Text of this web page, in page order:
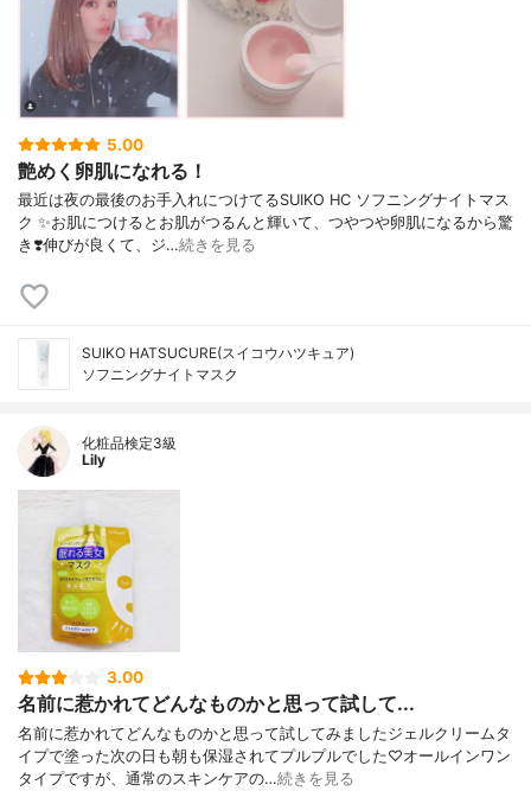
5.00
艶めく卵肌になれる！
最近は夜の最後のお手入れにつけてるSUIKO HC ソフニングナイトマス
ク ✨お肌につけるとお肌がつるんと輝いて、つやつや卵肌になるから驚
き❣️伸びが良くて、ジ…続きを見る
SUIKO HATSUCURE(スイコウハツキュア)
ソフニングナイトマスク
化粧品検定3級
Lily
3.00
名前に惹かれてどんなものかと思って試して...
名前に惹かれてどんなものかと思って試してみましたジェルクリームタ
イプで塗った次の日も朝も保湿されてプルプルでした♡オールインワン
タイプですが、通常のスキンケアの…続きを見る